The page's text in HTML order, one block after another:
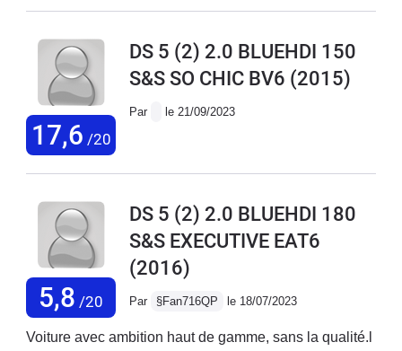
problèmes récurrent sur ce modèle
problèmes)
17,6 /20
DS 5 (2) 2.0 BLUEHDI 150
S&S SO CHIC BV6 (2015)
Par le 21/09/2023
5,8 /20
DS 5 (2) 2.0 BLUEHDI 180
S&S EXECUTIVE EAT6
(2016)
Par §Fan716QP le 18/07/2023
Voiture avec ambition haut de gamme, sans la qualité.l